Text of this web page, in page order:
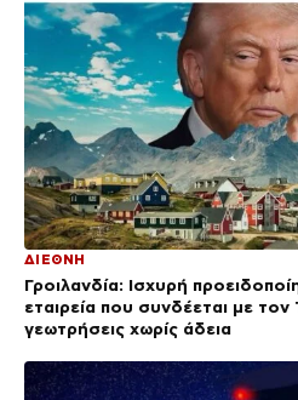
ΔΙΕΘΝΗ
Γροιλανδία: Ισχυρή
εταιρεία που συνδέεται με τον
γεωτρήσεις χωρίς άδεια